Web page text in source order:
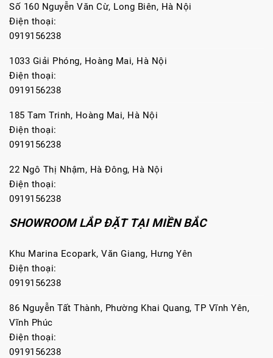
Số 160 Nguyễn Văn Cừ, Long Biên, Hà Nội
Điện thoại:
0919156238
1033 Giải Phóng, Hoàng Mai, Hà Nội
Điện thoại:
0919156238
185 Tam Trinh, Hoàng Mai, Hà Nội
Điện thoại:
0919156238
22 Ngô Thị Nhậm, Hà Đông, Hà Nội
Điện thoại:
0919156238
SHOWROOM LẮP ĐẶT TẠI MIỀN BẮC
Khu Marina Ecopark, Văn Giang, Hưng Yên
Điện thoại:
0919156238
86 Nguyễn Tất Thành, Phường Khai Quang, TP Vĩnh Yên,
Vĩnh Phúc
Điện thoại:
0919156238